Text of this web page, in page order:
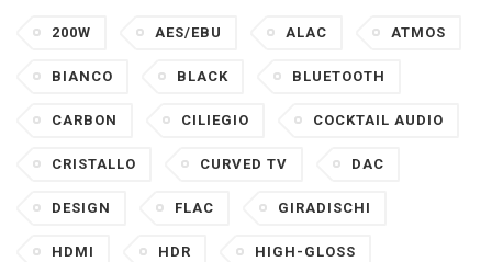
200W AES/EBU ALAC ATMOS
BIANCO BLACK BLUETOOTH
CARBON CILIEGIO COCKTAIL AUDIO
CRISTALLO CURVED TV DAC
DESIGN FLAC GIRADISCHI
HDMI HDR HIGH-GLOSS